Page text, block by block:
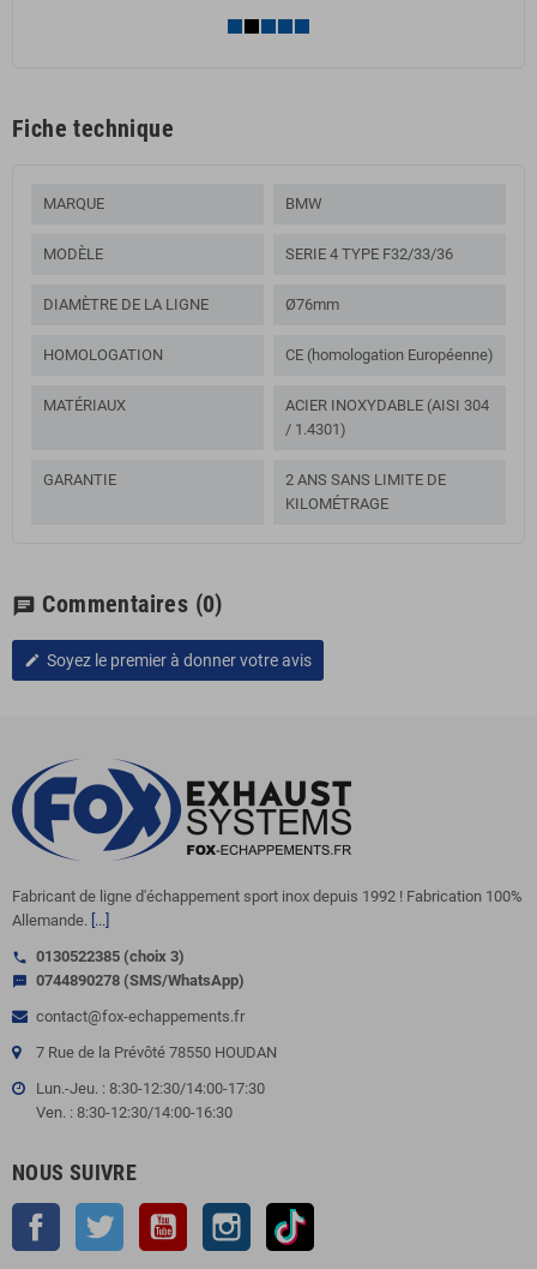
Fiche technique
MARQUE BMW
MODÈLE SERIE 4 TYPE F32/33/36
DIAMÈTRE DE LA LIGNE Ø76mm
HOMOLOGATION CE (homologation Européenne)
MATÉRIAUX
ACIER INOXYDABLE (AISI 304
/ 1.4301)
GARANTIE
2 ANS SANS LIMITE DE
KILOMÉTRAGE
chat Commentaires (0)
edit Soyez le premier à donner votre avis
Fabricant de ligne d'échappement sport inox depuis 1992 ! Fabrication 100%
Allemande. [...]
call 0130522385 (choix 3)
sms
0744890278 (SMS/WhatsApp)
contact@fox-echappements.fr
7 Rue de la Prévôté 78550 HOUDAN
Lun.-Jeu. : 8:30-12:30/14:00-17:30
Ven. : 8:30-12:30/14:00-16:30
NOUS SUIVRE
Facebook Twitter YouTube Instagram